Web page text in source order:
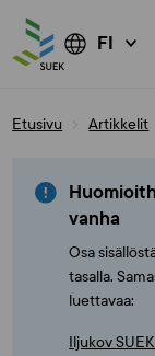
FI
Etusivu Artikkelit
vanha
Osa
tasalla.
luettavaa:
Iljukov